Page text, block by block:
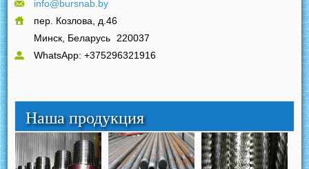
info@bursnab.by
пер. Козлова, д.46
Минск, Беларусь 220037
WhatsApp: +375296321916
Наша продукция